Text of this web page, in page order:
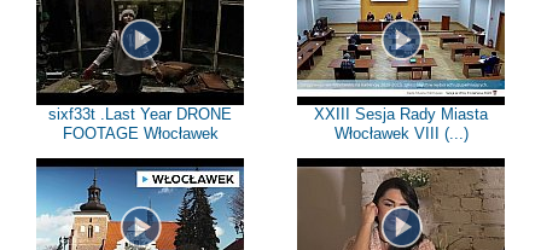
sixf33t .Last Year DRONE
FOOTAGE Włocławek
XXIII Sesja Rady Miasta
Włocławek VIII (...)